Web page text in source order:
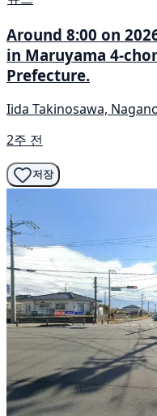
Around 8:00 on
in Maruyama 4-
Prefecture.
Iida Takinosawa,
2주 전
저장